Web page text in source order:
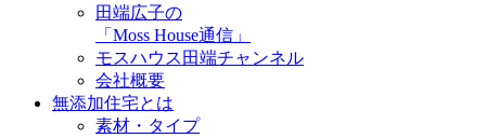
田端広子の
「Moss House通信」
モスハウス田端チャンネル
会社概要
無添加住宅とは
素材・タイプ